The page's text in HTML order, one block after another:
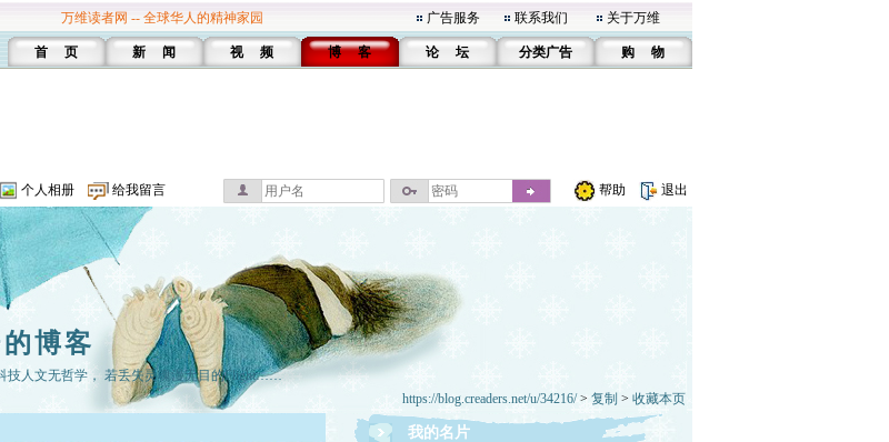
万维读者网 -- 全球华人的精神家园 广告服务 联系我们 关于万维
首 页 新 闻 视 频 博 客 论 坛 分类广告 购 物
个人相册 给我留言 帮助 退出
博客
技人文无哲学， 若丢失灵魂漫无目的Flight……
https://blog.creaders.net/u/34216/> 复制 > 收藏本页
我的名片